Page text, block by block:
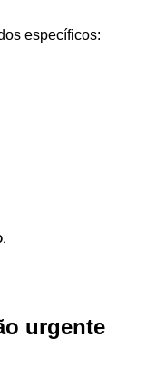
específicos:
urgente